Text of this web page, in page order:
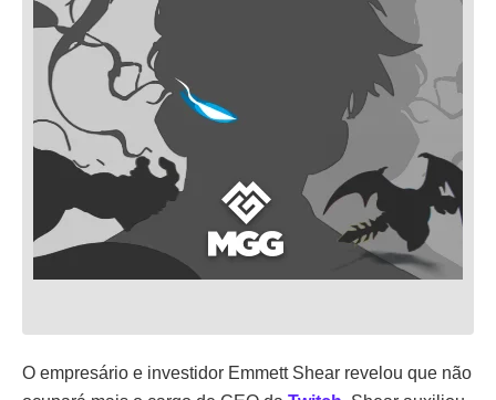
O empresário e investidor Emmett Shear revelou que não